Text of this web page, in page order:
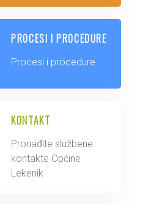
PROCESI I PROCEDURE
Procesi i procedure
KONTAKT
Pronađite službene
kontakte Općine
Lekenik